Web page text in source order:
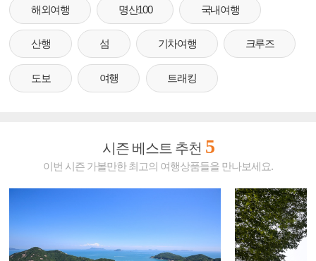
해외여행 명산100 국내여행
산행 섬 기차여행 크루즈
도보 여행 트래킹
시즌 베스트 추천 5
이번 시즌 가볼만한 최고의 여행상품들을 만나보세요.